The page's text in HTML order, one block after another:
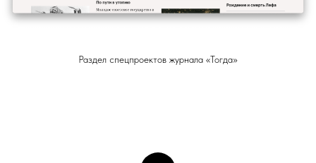
Раздел спецпроектов журнала «Тогда»